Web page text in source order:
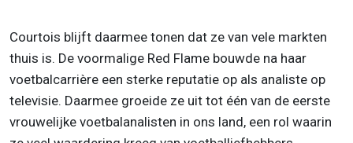
Courtois blijft daarmee tonen dat ze van vele markten
thuis is. De voormalige Red Flame bouwde na haar
voetbalcarrière een sterke reputatie op als analiste op
televisie. Daarmee groeide ze uit tot één van de eerste
vrouwelijke voetbalanalisten in ons land, een rol waarin